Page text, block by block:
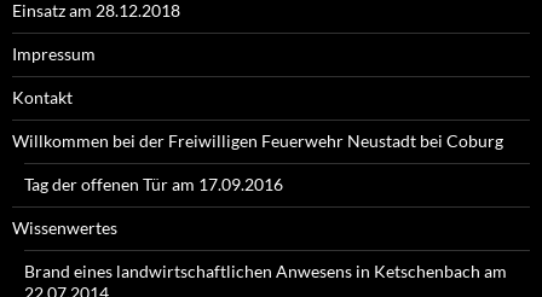
Einsatz am 28.12.2018
Impressum
Kontakt
Willkommen bei der Freiwilligen Feuerwehr Neustadt bei Coburg
Tag der offenen Tür am 17.09.2016
Wissenwertes
Brand eines landwirtschaftlichen Anwesens in Ketschenbach am